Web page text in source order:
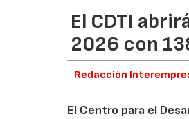
El CDTI
2026 con
Redacción
El Centro para el